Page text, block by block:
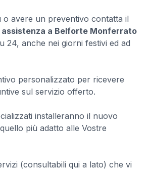
o avere un preventivo contatta il
assistenza a Belforte Monferrato
24, anche nei giorni festivi ed ad
personalizzato per ricevere
sul servizio offerto.
installeranno il nuovo
più adatto alle Vostre
(consultabili qui a lato) che vi